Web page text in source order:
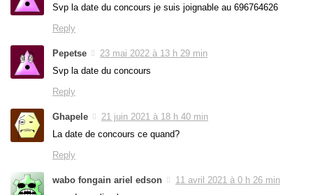
Svp la date du concours je suis joignable au 696764626
Reply
Pepetse
23 mai 2022 à 13 h 29 min
Svp la date du concours
Reply
Ghapele
21 juin 2021 à 18 h 40 min
La date de concours ce quand?
Reply
wabo fongain ariel edson
11 avril 2021 à 0 h 26 min